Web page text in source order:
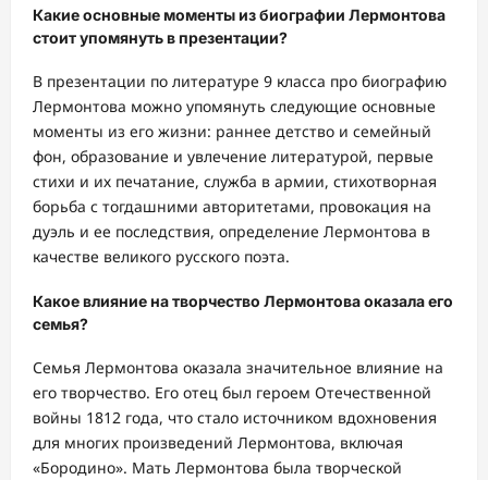
Какие основные моменты из биографии Лермонтова
стоит упомянуть в презентации?
В презентации по литературе 9 класса про биографию
Лермонтова можно упомянуть следующие основные
моменты из его жизни: раннее детство и семейный
фон, образование и увлечение литературой, первые
стихи и их печатание, служба в армии, стихотворная
борьба с тогдашними авторитетами, провокация на
дуэль и ее последствия, определение Лермонтова в
качестве великого русского поэта.
Какое влияние на творчество Лермонтова оказала его
семья?
Семья Лермонтова оказала значительное влияние на
его творчество. Его отец был героем Отечественной
войны 1812 года, что стало источником вдохновения
для многих произведений Лермонтова, включая
«Бородино». Мать Лермонтова была творческой